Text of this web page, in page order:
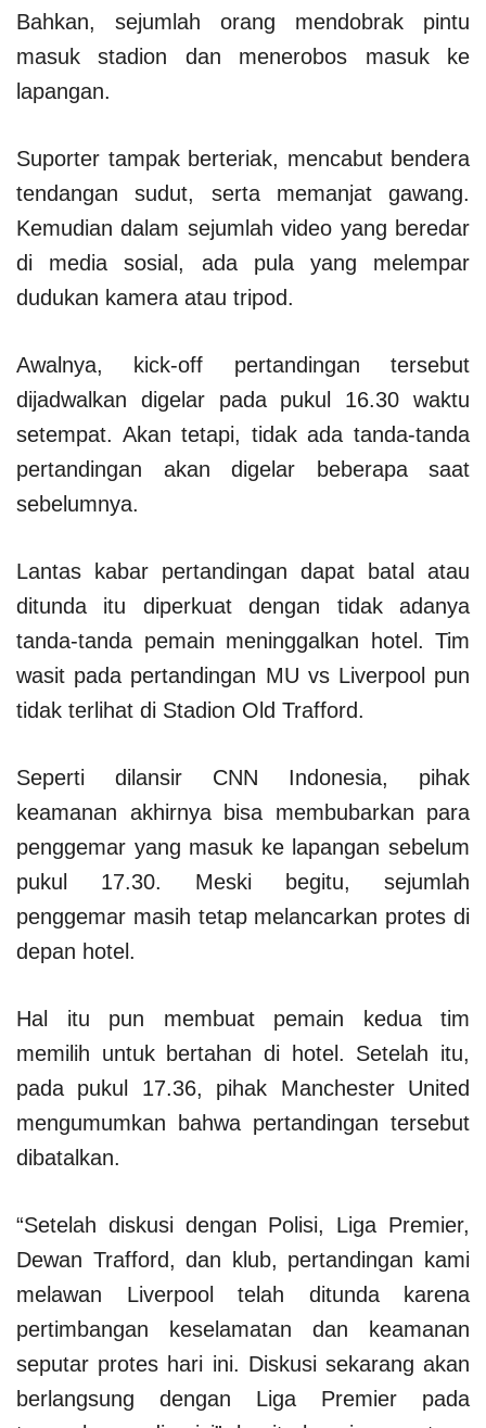
Bahkan, sejumlah orang mendobrak pintu
masuk stadion dan menerobos masuk ke
lapangan.
Suporter tampak berteriak, mencabut bendera
tendangan sudut, serta memanjat gawang.
Kemudian dalam sejumlah video yang beredar
di media sosial, ada pula yang melempar
dudukan kamera atau tripod.
Awalnya, kick-off pertandingan tersebut
dijadwalkan digelar pada pukul 16.30 waktu
setempat. Akan tetapi, tidak ada tanda-tanda
pertandingan akan digelar beberapa saat
sebelumnya.
Lantas kabar pertandingan dapat batal atau
ditunda itu diperkuat dengan tidak adanya
tanda-tanda pemain meninggalkan hotel. Tim
wasit pada pertandingan MU vs Liverpool pun
tidak terlihat di Stadion Old Trafford.
Seperti dilansir CNN Indonesia, pihak
keamanan akhirnya bisa membubarkan para
penggemar yang masuk ke lapangan sebelum
pukul 17.30. Meski begitu, sejumlah
penggemar masih tetap melancarkan protes di
depan hotel.
Hal itu pun membuat pemain kedua tim
memilih untuk bertahan di hotel. Setelah itu,
pada pukul 17.36, pihak Manchester United
mengumumkan bahwa pertandingan tersebut
dibatalkan.
“Setelah diskusi dengan Polisi, Liga Premier,
Dewan Trafford, dan klub, pertandingan kami
melawan Liverpool telah ditunda karena
pertimbangan keselamatan dan keamanan
seputar protes hari ini. Diskusi sekarang akan
berlangsung dengan Liga Premier pada